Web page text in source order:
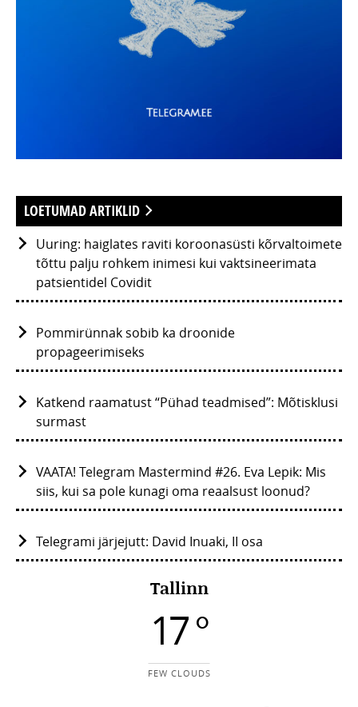
LOETUMAD ARTIKLID
Uuring: haiglates raviti koroonasüsti kõrvaltoimete
tõttu palju rohkem inimesi kui vaktsineerimata
patsientidel Covidit
Pommirünnak sobib ka droonide
propageerimiseks
Katkend raamatust “Pühad teadmised”: Mõtisklusi
surmast
VAATA! Telegram Mastermind #26. Eva Lepik: Mis
siis, kui sa pole kunagi oma reaalsust loonud?
Telegrami järjejutt: David Inuaki, II osa
Tallinn
17 °
FEW CLOUDS